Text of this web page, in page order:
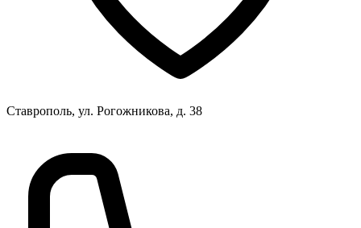
Ставрополь, ул. Рогожникова, д. 38